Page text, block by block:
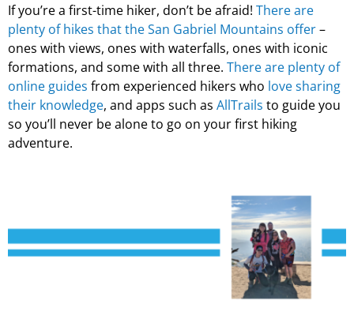
If you’re a first-time hiker, don’t be afraid! There are
plenty of hikes that the San Gabriel Mountains offer–
ones with views, ones with waterfalls, ones with iconic
formations, and some with all three. There are plenty of
online guides from experienced hikers who love sharing
their knowledge, and apps such as AllTrails to guide you
so you’ll never be alone to go on your first hiking
adventure.